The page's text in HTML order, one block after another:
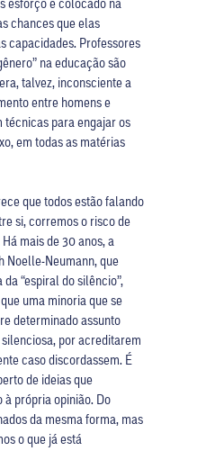
chances que elas
capacidades. Professores
na educação são
talvez, inconsciente a
entre homens e
técnicas para engajar os
em todas as matérias
que todos estão falando
si, corremos o risco de
mais de 30 anos, a
Noelle-Neumann, que
“espiral do silêncio”,
uma minoria que se
determinado assunto
por acreditarem
caso discordassem. É
de ideias que
própria opinião. Do
da mesma forma, mas
o que já está